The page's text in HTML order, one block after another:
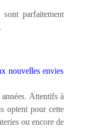
parfaitement
nouvelles envies
Attentifs à
optent pour cette
ou encore de